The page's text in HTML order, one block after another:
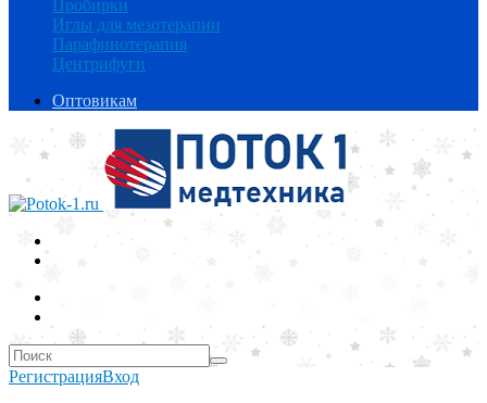
Пробирки
Иглы для мезотерапии
Парафинотерапия
Центрифуги
Оптовикам
РегистрацияВход